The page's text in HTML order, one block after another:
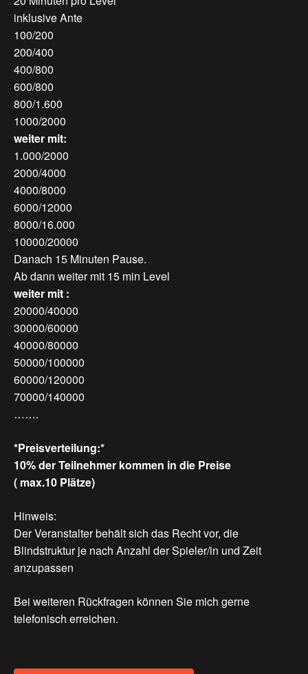
inklusive Ante
100/200
200/400
400/800
600/800
800/1.600
1000/2000
weiter mit:
1.000/2000
2000/4000
4000/8000
6000/12000
8000/16.000
10000/20000
Danach 15 Minuten Pause.
Ab dann weiter mit 15 min Level
weiter mit :
20000/40000
30000/60000
40000/80000
50000/100000
60000/120000
70000/140000
…….
*Preisverteilung:*
10% der Teilnehmer kommen in die Preise
( max.10 Plätze)
Hinweis:
Der Veranstalter behält sich das Recht vor, die
Blindstruktur je nach Anzahl der Spieler/in und Zeit
anzupassen
Bei weiteren Rückfragen können Sie mich gerne
telefonisch erreichen.